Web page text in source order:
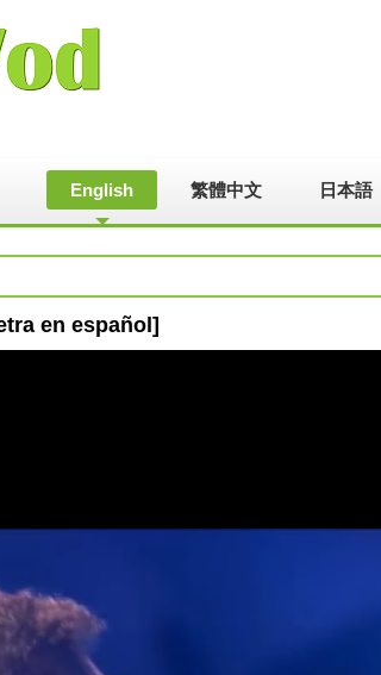
English 繁體中文 日本語
en español]